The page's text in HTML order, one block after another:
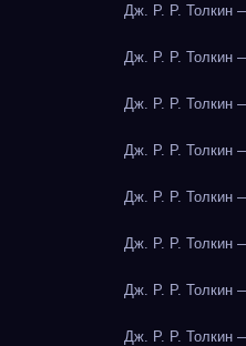
Дж. Р. Р. Толкин
Дж. Р. Р. Толкин
Дж. Р. Р. Толкин
Дж. Р. Р. Толкин
Дж. Р. Р. Толкин
Дж. Р. Р. Толкин
Дж. Р. Р. Толкин
Дж. Р. Р. Толкин